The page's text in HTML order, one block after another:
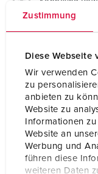
Zustimmung
Diese Webseite
Wir verwenden
zu
anbieten zu
Website zu
Informationen
Website an
Werbung und
führen diese
weiteren Daten
Ampère
Polen
Voltage
Uurstand
Hertz
Aansluittechniek